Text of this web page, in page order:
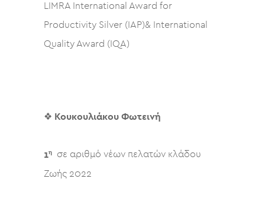
LIMRA International Award for
Productivity Silver (IAP)& International
Quality Award (IQA)
❖ Κουκουλιάκου Φωτεινή
1η
σε αριθμό νέων πελατών κλάδου
Ζωής 2022